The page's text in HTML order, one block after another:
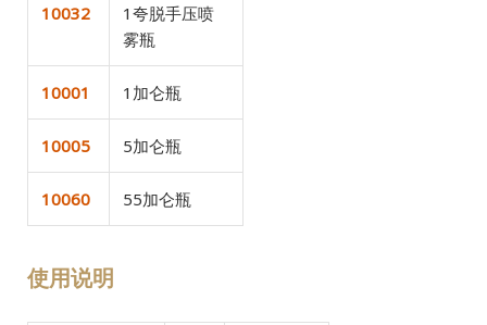
10032
1夸脱手压喷
雾瓶
10001 1加仑瓶
10005 5加仑瓶
10060 55加仑瓶
使用说明